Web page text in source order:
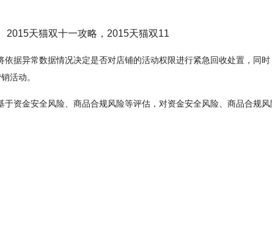
据异常数据情况决定是否对店铺的活动权限进行紧急回收处置，同
活动。
资金安全风险、商品合规风险等评估，对资金安全风险、商品合规